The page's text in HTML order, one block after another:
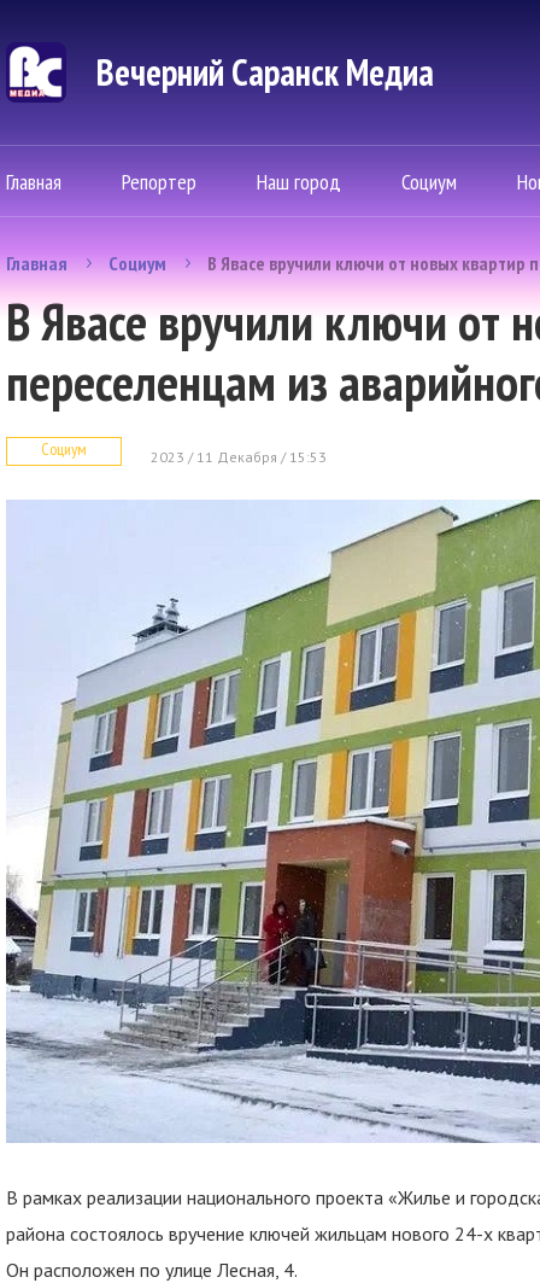
Вечерний Саранск Mедиа
Главная Репортер Наш город Социум
Главная Социум В Явасе вручили ключи от новых квартир
В Явасе вручили ключи от
переселенцам из
Социум 2023 / 11 Декабря / 15:53
В рамках реализации национального проекта «Жилье и
района состоялось вручение ключей жильцам нового 24-х
Он расположен по улице Лесная, 4.